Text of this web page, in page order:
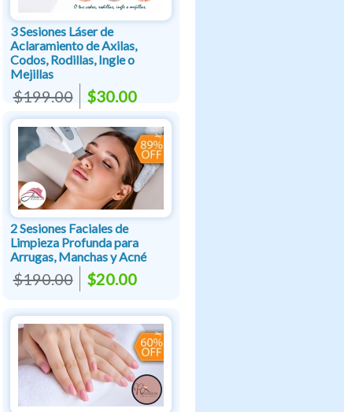
3 Sesiones Láser de
Aclaramiento de Axilas,
Codos, Rodillas, Ingle o
Mejillas
$199.00 $30.00
2 Sesiones Faciales de
Limpieza Profunda para
Arrugas, Manchas y Acné
$190.00 $20.00